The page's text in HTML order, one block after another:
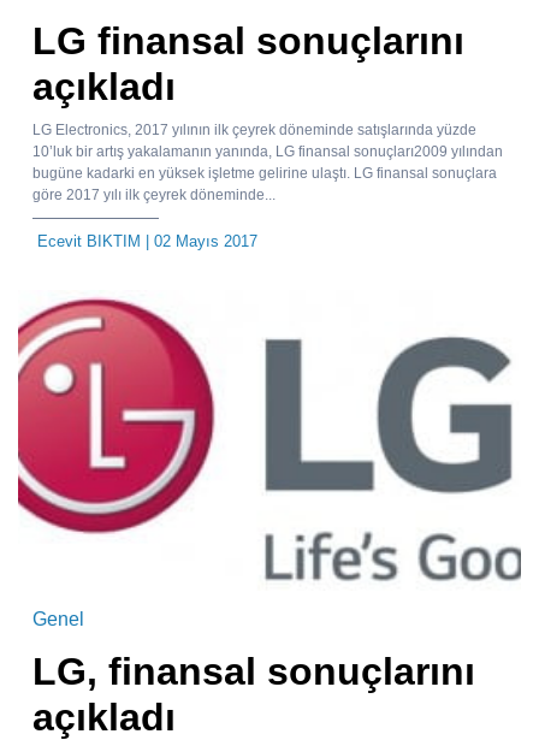
LG finansal sonuçlarını
açıkladı
LG Electronics, 2017 yılının ilk çeyrek döneminde satışlarında yüzde
10’luk bir artış yakalamanın yanında, LG finansal sonuçları2009 yılından
bugüne kadarki en yüksek işletme gelirine ulaştı. LG finansal sonuçlara
göre 2017 yılı ilk çeyrek döneminde...
Ecevit BIKTIM | 02 Mayıs 2017
Genel
LG, finansal sonuçlarını
açıkladı